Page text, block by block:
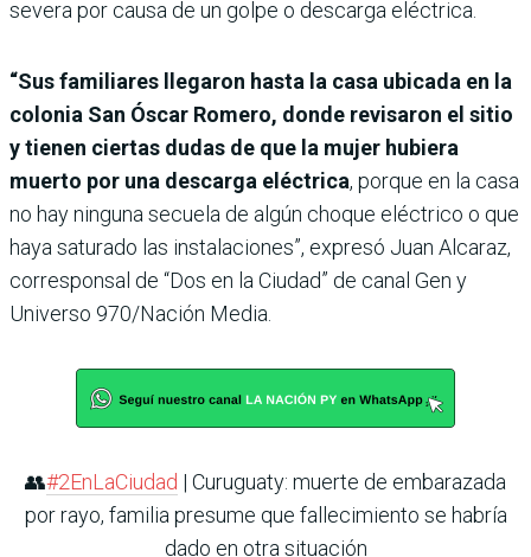
severa por causa de un golpe o descarga eléctrica.
“Sus familiares llegaron hasta la casa ubicada en la
colonia San Óscar Romero, donde revisaron el sitio
y tienen ciertas dudas de que la mujer hubiera
muerto por una descarga eléctrica, porque en la casa
no hay ninguna secuela de algún choque eléctrico o que
haya saturado las instalaciones”, expresó Juan Alcaraz,
corresponsal de “Dos en la Ciudad” de canal Gen y
Universo 970/Nación Media.
👥#2EnLaCiudad | Curuguaty: muerte de embarazada
por rayo, familia presume que fallecimiento se habría
dado en otra situación